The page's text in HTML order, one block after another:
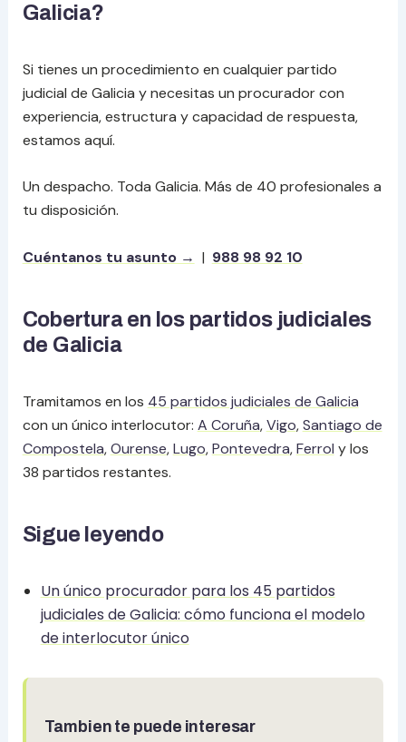
Galicia?
Si tienes un procedimiento en cualquier partido
judicial de Galicia y necesitas un procurador con
experiencia, estructura y capacidad de respuesta,
estamos aquí.
Un despacho. Toda Galicia. Más de 40 profesionales a
tu disposición.
Cuéntanos tu asunto → | 988 98 92 10
Cobertura en los partidos judiciales
de Galicia
Tramitamos en los 45 partidos judiciales de Galicia
con un único interlocutor: A Coruña,Vigo,Santiago de
Compostela,Ourense,Lugo,Pontevedra,Ferrol y los
38 partidos restantes.
Sigue leyendo
Un único procurador para los 45 partidos
judiciales de Galicia: cómo funciona el modelo
de interlocutor único
Tambien te puede interesar